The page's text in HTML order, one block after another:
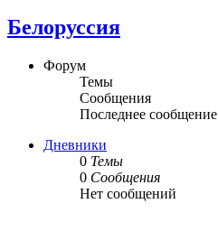
Белоруссия
Форум
Темы
Сообщения
Последнее сообщение
Дневники
0 Темы
0 Сообщения
Нет сообщений